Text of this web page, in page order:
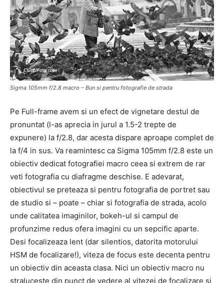
Sigma 105mm f/2.8 macro – Bun si pentru fotografie de strada
Pe Full-frame avem si un efect de vignetare destul de
pronuntat (l-as aprecia in jurul a 1.5-2 trepte de
expunere) la f/2.8, dar acesta dispare aproape complet de
la f/4 in sus. Va reamintesc ca Sigma 105mm f/2.8 este un
obiectiv dedicat fotografiei macro ceea si extrem de rar
veti fotografia cu diafragme deschise. E adevarat,
obiectivul se preteaza si pentru fotografia de portret sau
de studio si – poate – chiar si fotografia de strada, acolo
unde calitatea imaginilor, bokeh-ul si campul de
profunzime redus ofera imagini cu un sepcific aparte.
Desi focalizeaza lent (dar silentios, datorita motorului
HSM de focalizare!), viteza de focus este decenta pentru
un obiectiv din aceasta clasa. Nici un obiectiv macro nu
straluceste din punct de vedere al vitezei de focalizare si